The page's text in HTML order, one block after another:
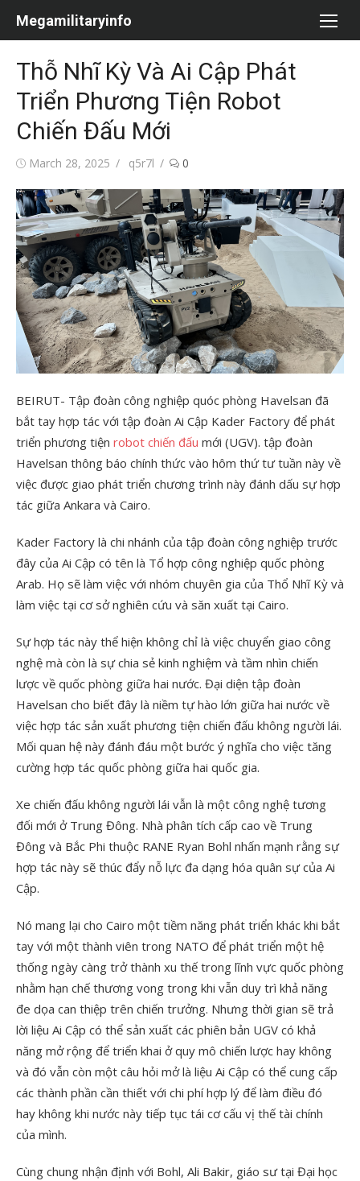
Megamilitaryinfo
Thỗ Nhĩ Kỳ Và Ai Cập Phát
Triển Phương Tiện Robot
Chiến Đấu Mới
Posted
March 28, 2025 Author
q5r7l 0
BEIRUT- Tập đoàn công nghiệp quóc phòng Havelsan đã
bắt tay hợp tác với tập đoàn Ai Cập Kader Factory để phát
triển phương tiện robot chiến đấu mới (UGV). tập đoàn
Havelsan thông báo chính thức vào hôm thứ tư tuần này về
việc được giao phát triển chương trình này đánh dấu sự hợp
tác giữa Ankara và Cairo.
Kader Factory là chi nhánh của tập đoàn công nghiệp trước
đây của Ai Cập có tên là Tổ hợp công nghiệp quốc phòng
Arab. Họ sẽ làm việc với nhóm chuyên gia của Thổ Nhĩ Kỳ và
làm việc tại cơ sở nghiên cứu và săn xuất tại Cairo.
Sự hợp tác này thể hiện không chỉ là việc chuyển giao công
nghệ mà còn là sự chia sẻ kinh nghiệm và tầm nhìn chiến
lược về quốc phòng giữa hai nước. Đại diện tập đoàn
Havelsan cho biết đây là niềm tự hào lớn giữa hai nước về
việc hợp tác sản xuất phương tiện chiến đấu không người lái.
Mối quan hệ này đánh đáu một bước ý nghĩa cho việc tăng
cường hợp tác quốc phòng giữa hai quốc gia.
Xe chiến đấu không người lái vẫn là một công nghệ tương
đối mới ở Trung Đông. Nhà phân tích cấp cao về Trung
Đông và Bắc Phi thuộc RANE Ryan Bohl nhấn mạnh rằng sự
hợp tác này sẽ thúc đẩy nỗ lực đa dạng hóa quân sự của Ai
Cập.
Nó mang lại cho Cairo một tiềm năng phát triển khác khi bắt
tay với một thành viên trong NATO để phát triển một hệ
thống ngày càng trở thành xu thế trong lĩnh vực quốc phòng
nhằm hạn chế thương vong trong khi vẫn duy trì khả năng
đe dọa can thiệp trên chiến trưởng. Nhưng thời gian sẽ trả
lời liệu Ai Cập có thể sản xuất các phiên bản UGV có khả
năng mở rộng để triển khai ở quy mô chiến lược hay không
và đó vẫn còn một câu hỏi mở là liệu Ai Cập có thể cung cấp
các thành phần cần thiết với chi phí hợp lý để làm điều đó
hay không khi nước này tiếp tục tái cơ cấu vị thế tài chính
của mình.
Cùng chung nhận định với Bohl, Ali Bakir, giáo sư tại Đại học